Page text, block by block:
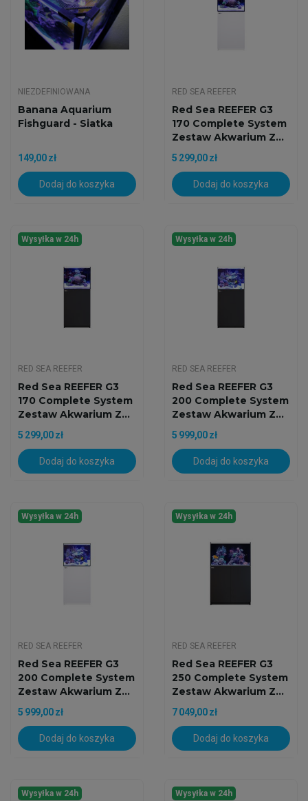
NIEZDEFINIOWANA
Banana Aquarium
Fishguard - Siatka
149,00 zł
Dodaj do koszyka
RED SEA REEFER
Red Sea REEFER G3
170 Complete System
Zestaw Akwarium Z...
5 299,00 zł
Dodaj do koszyka
Wysyłka w 24h
RED SEA REEFER
Red Sea REEFER G3
170 Complete System
Zestaw Akwarium Z...
5 299,00 zł
Dodaj do koszyka
Wysyłka w 24h
RED SEA REEFER
Red Sea REEFER G3
200 Complete System
Zestaw Akwarium Z...
5 999,00 zł
Dodaj do koszyka
Wysyłka w 24h
RED SEA REEFER
Red Sea REEFER G3
200 Complete System
Zestaw Akwarium Z...
5 999,00 zł
Dodaj do koszyka
Wysyłka w 24h
RED SEA REEFER
Red Sea REEFER G3
250 Complete System
Zestaw Akwarium Z...
7 049,00 zł
Dodaj do koszyka
Wysyłka w 24h Wysyłka w 24h